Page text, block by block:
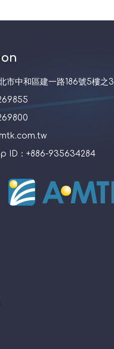
市中和區建一路186號5樓之3
ID：+886-935634284